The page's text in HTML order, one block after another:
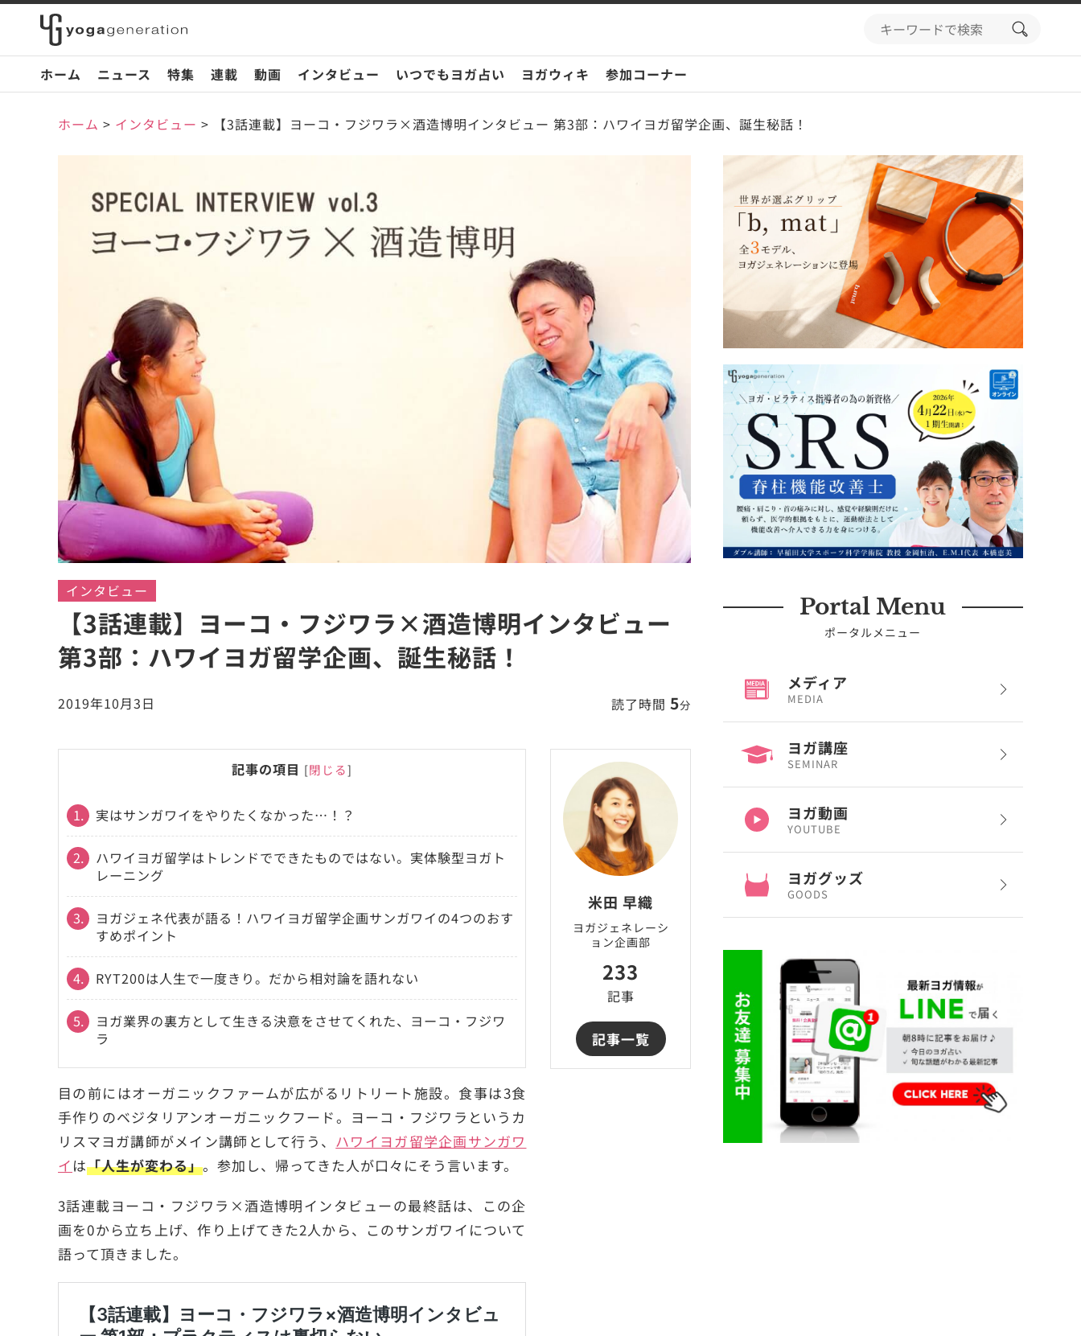
search
ホーム
ニュース 特集 連載 動画 インタビュー いつでもヨガ占い ヨガウィキ 参加コーナー
ホーム > インタビュー > 【3話連載】ヨーコ・フジワラ×酒造博明インタビュー 第3部：ハワイヨガ留学企画、誕生秘話！
インタビュー
【3話連載】ヨーコ・フジワラ×酒造博明インタビュー
第3部：ハワイヨガ留学企画、誕生秘話！
2019年10月3日 読了時間 5分
記事の項目 [閉じる]
1. 実はサンガワイをやりたくなかった…！？
2.
ハワイヨガ留学はトレンドでできたものではない。実体験型ヨガト
レーニング
3.
ヨガジェネ代表が語る！ハワイヨガ留学企画サンガワイの4つのおす
すめポイント
4. RYT200は人生で一度きり。だから相対論を語れない
5.
ヨガ業界の裏方として生きる決意をさせてくれた、ヨーコ・フジワ
ラ
目の前にはオーガニックファームが広がるリトリート施設。食事は3食
手作りのベジタリアンオーガニックフード。ヨーコ・フジワラというカ
リスマヨガ講師がメイン講師として行う、 ハワイヨガ留学企画サンガワ
イ は「人生が変わる」。参加し、帰ってきた人が口々にそう言います。
3話連載ヨーコ・フジワラ×酒造博明インタビューの最終話は、この企
画を0から立ち上げ、作り上げてきた2人から、このサンガワイについて
語って頂きました。
米田 早織
ヨガジェネレーシ
ョン企画部
233
記事
記事一覧
Portal Menu
ポータルメニュー
メディア
MEDIA
ヨガ講座
SEMINAR
ヨガ動画
YOUTUBE
ヨガグッズ
GOODS